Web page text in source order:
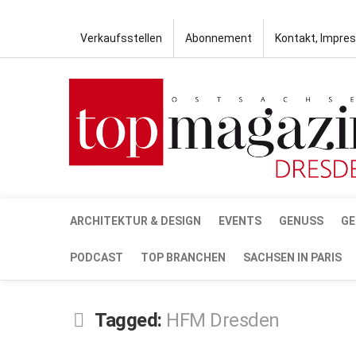
Verkaufsstellen Abonnement Kontakt,
ARCHITEKTUR & DESIGN EVENTS GENUSS
PODCAST TOP BRANCHEN SACHSEN IN PARIS
Tagged: HFM Dresden